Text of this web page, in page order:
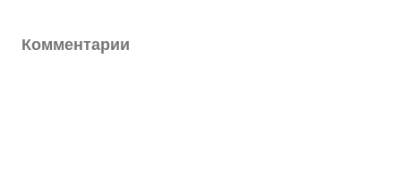
Комментарии